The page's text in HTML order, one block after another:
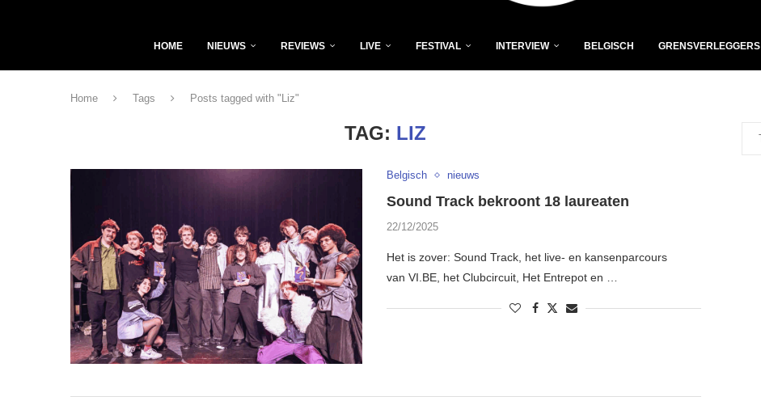
HOME NIEUWS REVIEWS LIVE FESTIVAL INTERVIEW BELGISCH GRENSVERLEGGERS
Home Tags Posts tagged with "Liz"
TAG: LIZ
Belgisch nieuws
Sound Track bekroont 18 laureaten
22/12/2025
Het is zover: Sound Track, het live- en kansenparcours
van VI.BE, het Clubcircuit, Het Entrepot en …